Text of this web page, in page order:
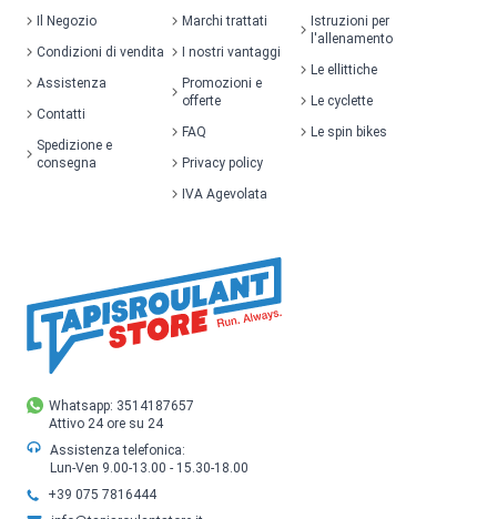
Whatsapp: 3514187657
Attivo 24 ore su 24
Assistenza telefonica:
Lun-Ven 9.00-13.00 - 15.30-18.00
+39 075 7816444
Il Negozio
Condizioni di vendita
Assistenza
Contatti
Spedizione e
consegna
Marchi trattati
I nostri vantaggi
Promozioni e
offerte
FAQ
Privacy policy
IVA Agevolata
Istruzioni per
l'allenamento
Le ellittiche
Le cyclette
Le spin bikes